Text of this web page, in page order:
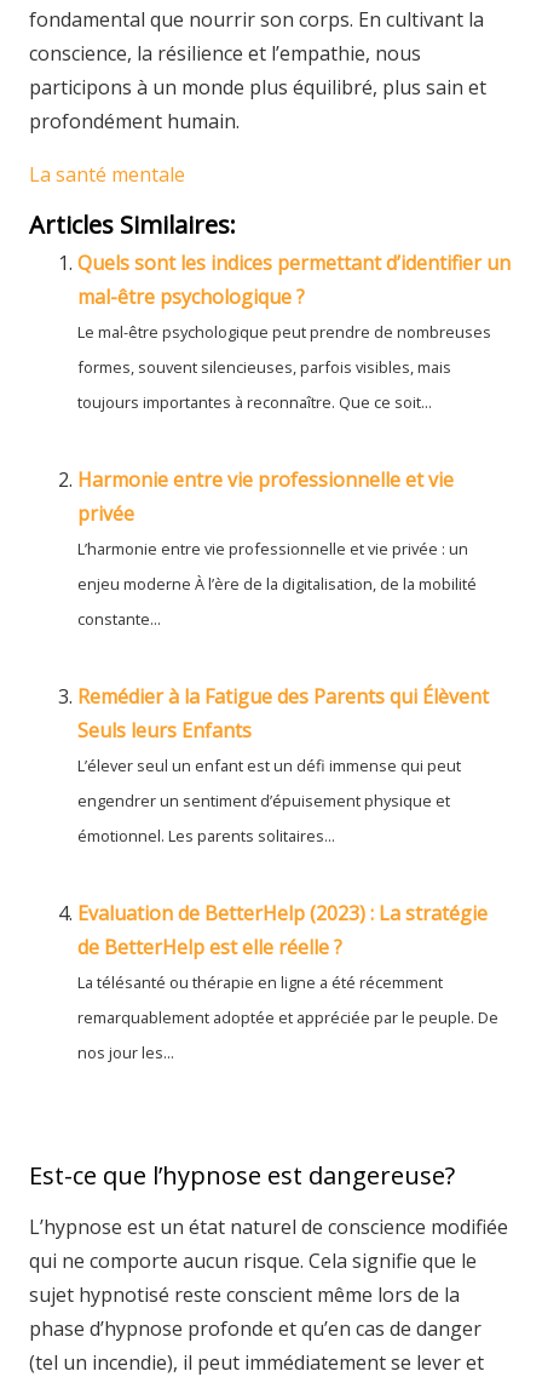
fondamental que nourrir son corps. En cultivant la
conscience, la résilience et l’empathie, nous
participons à un monde plus équilibré, plus sain et
profondément humain.
La santé mentale
Articles Similaires:
Quels sont les indices permettant d’identifier un
mal-être psychologique ?
Le mal-être psychologique peut prendre de nombreuses
formes, souvent silencieuses, parfois visibles, mais
toujours importantes à reconnaître. Que ce soit...
Harmonie entre vie professionnelle et vie
privée
L’harmonie entre vie professionnelle et vie privée : un
enjeu moderne À l’ère de la digitalisation, de la mobilité
constante...
Remédier à la Fatigue des Parents qui Élèvent
Seuls leurs Enfants
L’élever seul un enfant est un défi immense qui peut
engendrer un sentiment d’épuisement physique et
émotionnel. Les parents solitaires...
Evaluation de BetterHelp (2023) : La stratégie
de BetterHelp est elle réelle ?
La télésanté ou thérapie en ligne a été récemment
remarquablement adoptée et appréciée par le peuple. De
nos jour les...
Est-ce que l’hypnose est dangereuse?
L’hypnose est un état naturel de conscience modifiée
qui ne comporte aucun risque. Cela signifie que le
sujet hypnotisé reste conscient même lors de la
phase d’hypnose profonde et qu’en cas de danger
(tel un incendie), il peut immédiatement se lever et